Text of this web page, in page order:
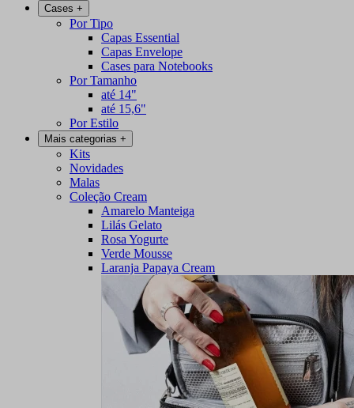
Cases +
Por Tipo
Capas Essential
Capas Envelope
Cases para Notebooks
Por Tamanho
até 14"
até 15,6"
Por Estilo
Mais categorias +
Kits
Novidades
Malas
Coleção Cream
Amarelo Manteiga
Lilás Gelato
Rosa Yogurte
Verde Mousse
Laranja Papaya Cream